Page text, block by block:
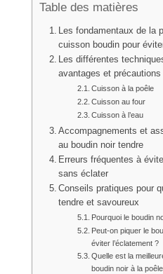
Table des matières
Les fondamentaux de la
cuisson boudin pour
Les différentes
avantages et précautions
Cuisson à la poêle
Cuisson au four
Cuisson à l’eau
Accompagnements et
au boudin noir tendre
Erreurs fréquentes à
sans éclater
Conseils pratiques pour
tendre et savoureux
Pourquoi le boudin
Peut-on piquer le
éviter l’éclatement ?
Quelle est la
boudin noir à la